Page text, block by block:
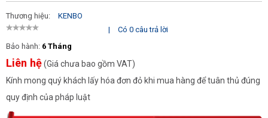
Thương hiệu:
KENBO
|
Có 0 câu trả lời
Bảo hành: 6 Tháng
Liên hệ(Giá chưa bao gồm VAT)
Kính mong quý khách lấy hóa đơn đỏ khi mua hàng để tuân thủ đúng
quy định của pháp luật